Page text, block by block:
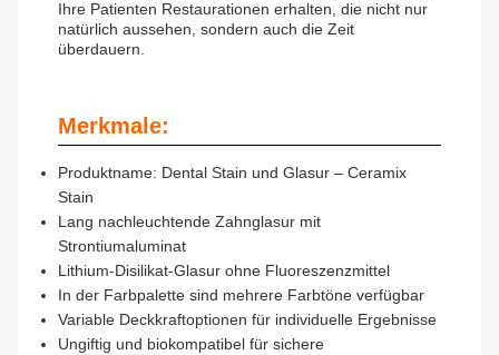
Ihre Patienten Restaurationen erhalten, die nicht nur
natürlich aussehen, sondern auch die Zeit
überdauern.
Merkmale:
Produktname: Dental Stain und Glasur – Ceramix
Stain
Lang nachleuchtende Zahnglasur mit
Strontiumaluminat
Lithium-Disilikat-Glasur ohne Fluoreszenzmittel
In der Farbpalette sind mehrere Farbtöne verfügbar
Variable Deckkraftoptionen für individuelle Ergebnisse
Ungiftig und biokompatibel für sichere